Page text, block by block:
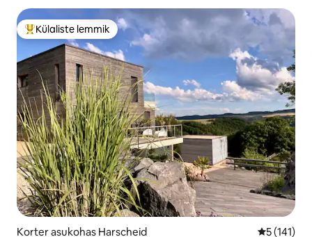
Külaliste suur lemmik
Külaliste lemmik
Korter asukohas Harscheid Keskmine
5 (141)